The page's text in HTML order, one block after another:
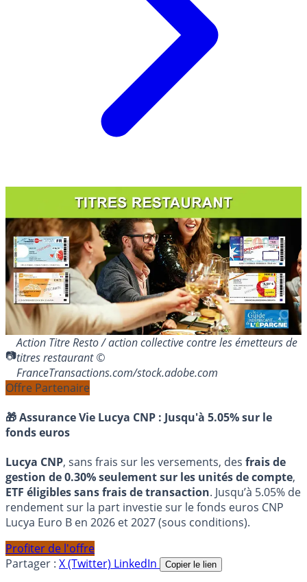
Action Titre Resto / action collective contre les émetteurs de
titres restaurant ©
FranceTransactions.com/stock.adobe.com
Offre Partenaire
🎁 Assurance Vie Lucya CNP : Jusqu'à 5.05% sur le
fonds euros
Lucya CNP, sans frais sur les versements, des frais de
gestion de 0.30% seulement sur les unités de compte,
ETF éligibles sans frais de transaction. Jusqu’à 5.05% de
rendement sur la part investie sur le fonds euros CNP
Lucya Euro B en 2026 et 2027 (sous conditions).
Profiter de l'offre
Partager : X (Twitter) LinkedIn Copier le lien